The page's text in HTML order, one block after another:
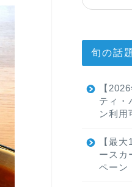
旬の話
【
ティ・
ン利用
【最
ースカ
ペーン